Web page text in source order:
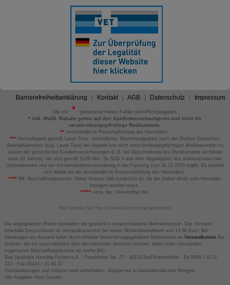
Barrierefreiheitserklärung Kontakt AGB Datenschutz Impressum
Alle mit
gekennzeichneten Felder sind Pflichtangaben.
*inkl. MwSt. Rabatte gelten auf den Apothekenverkaufspreis und nicht für
verschreibungspflichtige Medikamente.
** Unverbindliche Preisempfehlung des Herstellers.
*** Verkaufspreis gemäß Lauer-Taxe; verbindlicher Abrechnungspreis nach der Großen Deutschen
Spezialitätentaxe (sog. Lauer-Taxe) bei Abgabe von nicht verschreibungspflichtigen Medikamenten zu
Lasten der gesetzlichen Krankenversicherungen (z.B. bei Verschreibung des Medikaments an Kinder
unter 12 Jahren), die sich gemäß §129 Abs. 5a SGB V aus dem Abgabepreis des pharmazeutischen
Unternehmens und der Arzneimittelpreisverordnung in der Fassung zum 31.12.2003 ergibt. Es handelt
sich nicht um die unverbindliche Preisempfehlung des Herstellers.
****BK: Beschaffungskosten. Diese Summe fällt zusätzlich an, da der Artikel direkt vom Hersteller
bezogen werden muss.
*****verw. bis: Verwendbar bis.
Hier können Sie Ihre Cookie-Zustimmung widerrufen
Die angegebenen Preise beinhalten die gesetzlich vorgeschriebene Mehrwertsteuer. Der Versand
innerhalb Deutschlands ist versandkostenfrei bei einem Mindestbestellwert von 13,99 Euro. Bei
Sendungen ins Ausland fallen durch erhöhte Versicherungsgebühren Mehrkosten an VersandkostenBei
Artikeln, die wir ausschließlich über den Hersteller beziehen können, fallen unter Umständen
sogenannte Beschaffungskosten an (siehe BK).
Bad Apotheke Henning Fichter e.K. - Frankfurter Str. 27 - 49214 Bad Rothenfelde - Tel 0800 / 10 11
422 - Fax 05424 / 21 64 47
Preisänderungen und Irrtümer sind vorbehalten. Abgabe nur in haushaltsüblichen Mengen.
Alle Angaben ohne Gewähr.